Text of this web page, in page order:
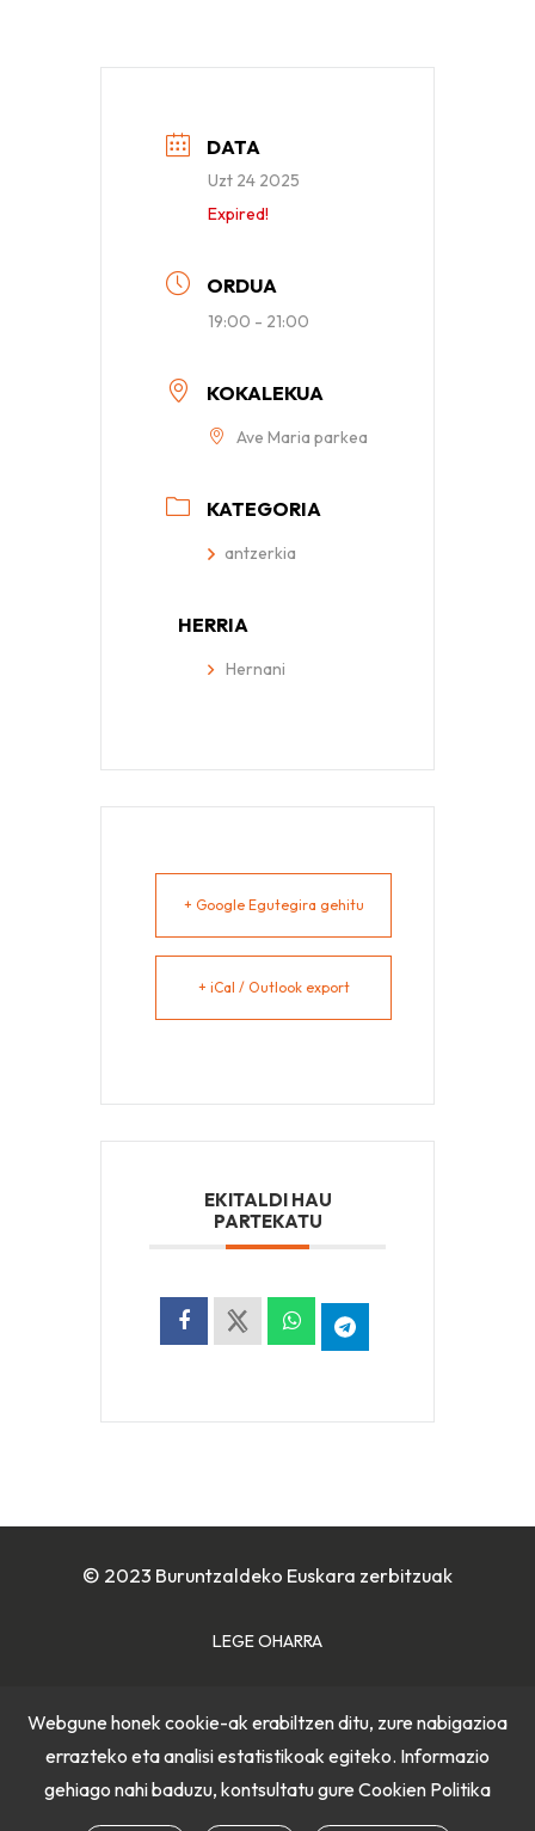
DATA
Uzt 24 2025
Expired!
ORDUA
19:00 - 21:00
KOKALEKUA
Ave Maria parkea
KATEGORIA
antzerkia
HERRIA
Hernani
+ Google Egutegira gehitu
+ iCal / Outlook export
EKITALDI HAU
PARTEKATU
© 2023 Buruntzaldeko Euskara zerbitzuak
LEGE OHARRA
PRIBATUTASUN POLITIKA
Webgune honek cookie-ak erabiltzen ditu, zure nabigazioa
errazteko eta analisi estatistikoak egiteko. Informazio
gehiago nahi baduzu, kontsultatu gure Cookien Politika